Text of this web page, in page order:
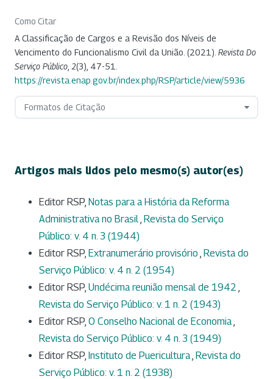
Como Citar
A Classificação de Cargos e a Revisão dos Níveis de
Vencimento do Funcionalismo Civil da União. (2021). Revista Do
Serviço Público 2(3), 47-51.
https://revista.enap.gov.br/index.php/RSP/article/view/5936
Formatos de Citação
Artigos mais lidos pelo mesmo(s) autor(es)
Editor RSP, Notas para a História da Reforma
Administrativa no Brasil, Revista do Serviço
Público: v. 4 n. 3 (1944)
Editor RSP, Extranumerário provisório , Revista do
Serviço Público: v. 4 n. 2 (1954)
Editor RSP, Undécima reunião mensal de 1942 ,
Revista do Serviço Público: v. 1 n. 2 (1943)
Editor RSP, O Conselho Nacional de Economia,
Revista do Serviço Público: v. 4 n. 3 (1949)
Editor RSP, Instituto de Puericultura, Revista do
Serviço Público: v. 1 n. 2 (1938)